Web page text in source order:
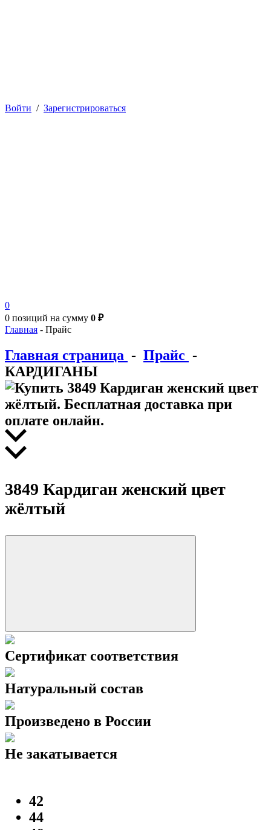
Войти / Зарегистрироваться
0
0 позиций на сумму 0 ₽
Главная - Прайс
Главная страница - Прайс -
КАРДИГАНЫ
3849 Кардиган женский цвет
жёлтый
Сертификат соответствия
Натуральный состав
Произведено в России
Не закатывается
42
44